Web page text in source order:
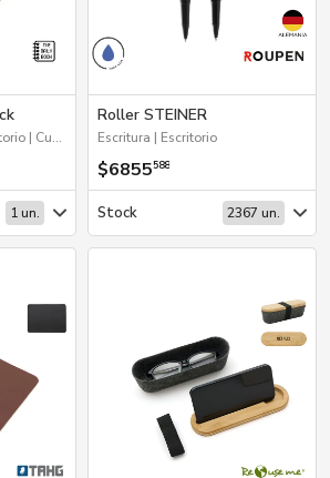
2026 Reingresos | Escritorio | Cuadernos | 2026 Día de la Niñez | Próximos Arribos
1 un.
Roller STEINER
Escritura | Escritorio
$6855588
Stock 2367 un.